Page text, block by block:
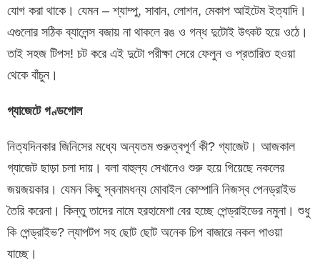
যোগ করা থাকে। যেমন – শ্যাম্পু, সাবান, লোশন, মেকাপ আইটেম ইত্যাদি।
এগুলোর সঠিক ব্যালেন্স বজায় না থাকলে রঙ ও গন্ধ দুটোই উৎকট হয়ে ওঠে।
তাই সহজ টিপস! চট করে এই দুটো পরীক্ষা সেরে ফেলুন ও প্রতারিত হওয়া
থেকে বাঁচুন।
গ্যাজেটে গণ্ডগোল
নিত্যদিনকার জিনিসের মধ্যে অন্যতম গুরুত্বপূর্ণ কী? গ্যাজেট। আজকাল
গ্যাজেট ছাড়া চলা দায়। বলা বাহুল্য সেখানেও শুরু হয়ে গিয়েছে নকলের
জয়জয়কার। যেমন কিছু স্বনামধন্য মোবাইল কোম্পানি নিজস্ব পেনড্রাইভ
তৈরি করেনা। কিন্তু তাদের নামে হরহামেশা বের হচ্ছে পেন্ড্রাইভের নমুনা। শুধু
কি পেন্ড্রাইভ? ল্যাপটপ সহ ছোট ছোট অনেক চিপ বাজারে নকল পাওয়া
যাচ্ছে।